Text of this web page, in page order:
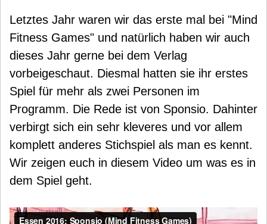
Letztes Jahr waren wir das erste mal bei "Mind
Fitness Games" und natürlich haben wir auch
dieses Jahr gerne bei dem Verlag
vorbeigeschaut. Diesmal hatten sie ihr erstes
Spiel für mehr als zwei Personen im
Programm. Die Rede ist von Sponsio. Dahinter
verbirgt sich ein sehr kleveres und vor allem
komplett anderes Stichspiel als man es kennt.
Wir zeigen euch in diesem Video um was es in
dem Spiel geht.